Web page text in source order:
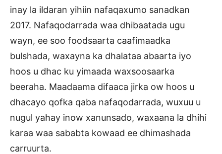
inay la ildaran yihiin nafaqaxumo sanadkan
2017. Nafaqodarrada waa dhibaatada ugu
wayn, ee soo foodsaarta caafimaadka
bulshada, waxayna ka dhalataa abaarta iyo
hoos u dhac ku yimaada waxsoosaarka
beeraha. Maadaama difaaca jirka ow hoos u
dhacayo qofka qaba nafaqodarrada, wuxuu u
nugul yahay inow xanunsado, waxaana la dhihi
karaa waa sababta kowaad ee dhimashada
carruurta.